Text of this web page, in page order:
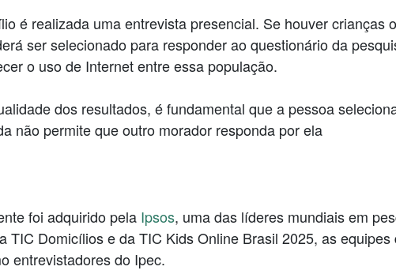
é realizada uma entrevista presencial. Se houver crianças
ser selecionado para responder ao questionário da
o uso de Internet entre essa população.
dos resultados, é fundamental que a pessoa
não permite que outro morador responda por ela
foi adquirido pela Ipsos, uma das líderes mundiais em
TIC Domicílios e da TIC Kids Online Brasil 2025, as
entrevistadores do Ipec.